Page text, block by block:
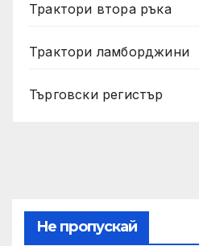
Трактори втора ръка
Трактори ламборджини
Търговски регистър
Не пропускай